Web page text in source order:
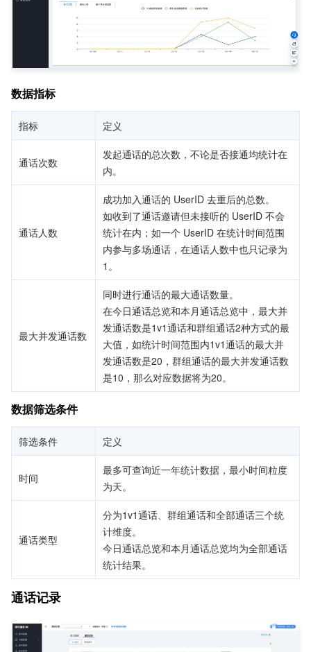
数据指标
指标 定义
通话次数
发起通话的总次数，不论是否接通均统计在
内。
通话人数
成功加入通话的 UserID 去重后的总数。
如收到了通话邀请但未接听的 UserID 不会
统计在内；如一个 UserID 在统计时间范围
内参与多场通话，在通话人数中也只记录为
1。
最大并发通话数
同时进行通话的最大通话数量。
在今日通话总览和本月通话总览中，最大并
发通话数是1v1通话和群组通话2种方式的最
大值，如统计时间范围内1v1通话的最大并
发通话数是20，群组通话的最大并发通话数
是10，那么对应数据将为20。
数据筛选条件
筛选条件 定义
时间
最多可查询近一年统计数据，最小时间粒度
为天。
通话类型
分为1v1通话、群组通话和全部通话三个统
计维度。
今日通话总览和本月通话总览均为全部通话
统计结果。
通话记录